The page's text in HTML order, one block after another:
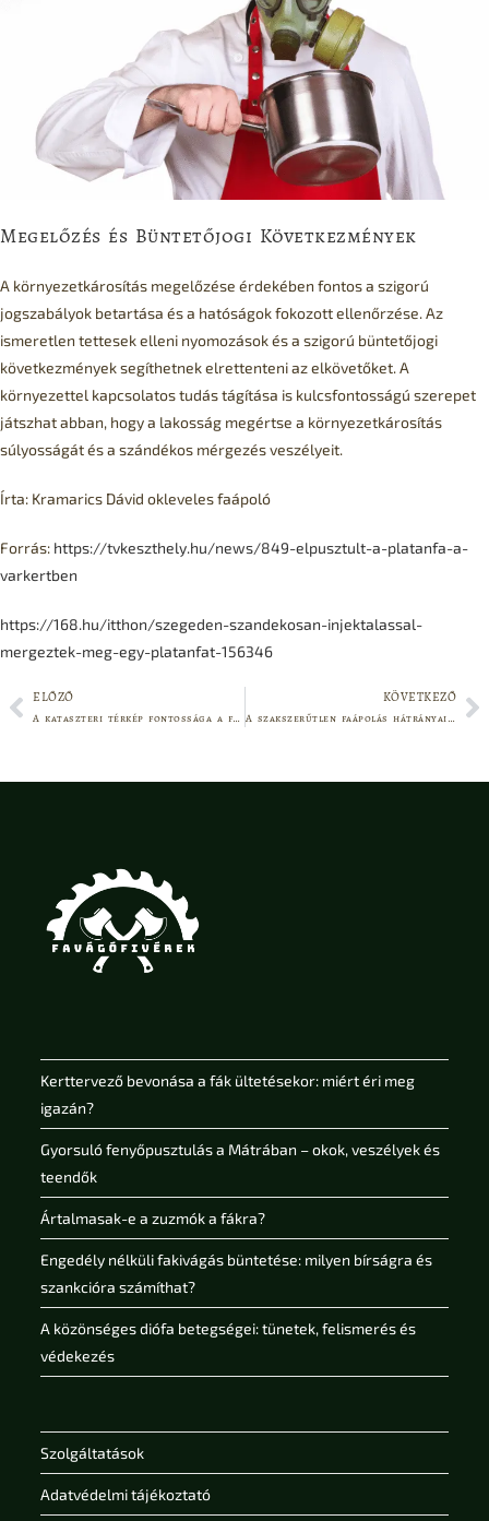
Megelőzés és Büntetőjogi Következmények
A környezetkárosítás megelőzése érdekében fontos a szigorú
jogszabályok betartása és a hatóságok fokozott ellenőrzése. Az
ismeretlen tettesek elleni nyomozások és a szigorú büntetőjogi
következmények segíthetnek elrettenteni az elkövetőket. A
környezettel kapcsolatos tudás tágítása is kulcsfontosságú szerepet
játszhat abban, hogy a lakosság megértse a környezetkárosítás
súlyosságát és a szándékos mérgezés veszélyeit.
Írta: Kramarics Dávid okleveles faápoló
Forrás: https://tvkeszthely.hu/news/849-elpusztult-a-platanfa-a-
varkertben
https://168.hu/itthon/szegeden-szandekosan-injektalassal-
mergeztek-meg-egy-platanfat-156346
ELŐZŐ
A kataszteri térkép fontossága a fák szemszögéből
KÖVETKEZŐ
A szakszerűtlen faápolás hátrányai és a profi faápolás jelentősége
Kerttervező bevonása a fák ültetésekor: miért éri meg
igazán?
Gyorsuló fenyőpusztulás a Mátrában – okok, veszélyek és
teendők
Ártalmasak-e a zuzmók a fákra?
Engedély nélküli fakivágás büntetése: milyen bírságra és
szankcióra számíthat?
A közönséges diófa betegségei: tünetek, felismerés és
védekezés
Szolgáltatások
Adatvédelmi tájékoztató